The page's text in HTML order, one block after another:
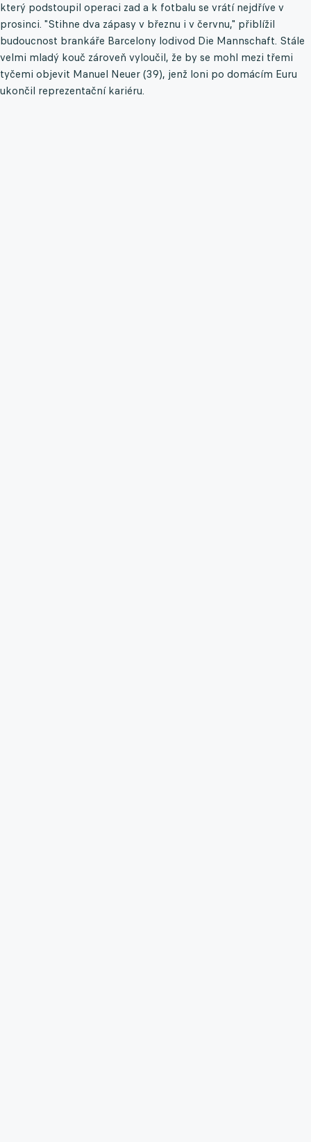
který podstoupil operaci zad a k fotbalu se vrátí nejdříve v
prosinci. "Stihne dva zápasy v březnu i v červnu," přiblížil
budoucnost brankáře Barcelony lodivod Die Mannschaft. Stále
velmi mladý kouč zároveň vyloučil, že by se mohl mezi třemi
tyčemi objevit Manuel Neuer (39), jenž loni po domácím Euru
ukončil reprezentační kariéru.